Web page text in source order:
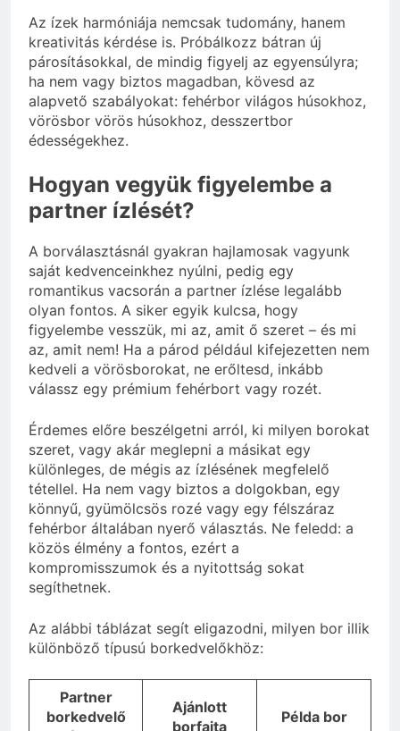
Az ízek harmóniája nemcsak tudomány, hanem
kreativitás kérdése is. Próbálkozz bátran új
párosításokkal, de mindig figyelj az egyensúlyra;
ha nem vagy biztos magadban, kövesd az
alapvető szabályokat: fehérbor világos húsokhoz,
vörösbor vörös húsokhoz, desszertbor
édességekhez.
Hogyan vegyük figyelembe a
partner ízlését?
A borválasztásnál gyakran hajlamosak vagyunk
saját kedvenceinkhez nyúlni, pedig egy
romantikus vacsorán a partner ízlése legalább
olyan fontos. A siker egyik kulcsa, hogy
figyelembe vesszük, mi az, amit ő szeret – és mi
az, amit nem! Ha a párod például kifejezetten nem
kedveli a vörösborokat, ne erőltesd, inkább
válassz egy prémium fehérbort vagy rozét.
Érdemes előre beszélgetni arról, ki milyen borokat
szeret, vagy akár meglepni a másikat egy
különleges, de mégis az ízlésének megfelelő
tétellel. Ha nem vagy biztos a dolgokban, egy
könnyű, gyümölcsös rozé vagy egy félszáraz
fehérbor általában nyerő választás. Ne feledd: a
közös élmény a fontos, ezért a
kompromisszumok és a nyitottság sokat
segíthetnek.
Az alábbi táblázat segít eligazodni, milyen bor illik
különböző típusú borkedvelőkhöz:
Partner
borkedvelő
Ajánlott
borfajta
Példa bor